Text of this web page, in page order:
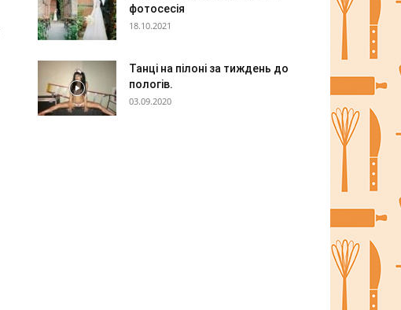
фотосесія
18.10.2021
Танці на пілоні за тиждень до
пологів.
03.09.2020